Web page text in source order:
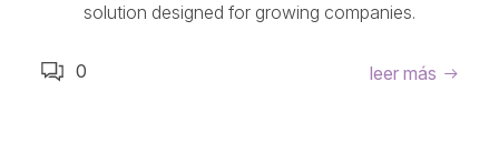
solution designed for growing companies.
0 leer más